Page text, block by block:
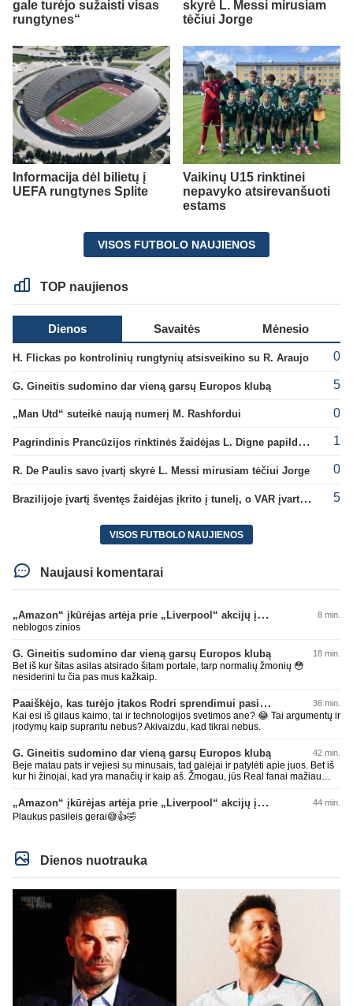
gale turėjo sužaisti visas
rungtynes“
skyrė L. Messi mirusiam
tėčiui Jorge
Informacija dėl bilietų į
UEFA rungtynes Splite
Vaikinų U15 rinktinei
nepavyko atsirevanšuoti
estams
VISOS FUTBOLO NAUJIENOS
TOP naujienos
Dienos Savaitės Mėnesio
H. Flickas po kontrolinių rungtynių atsisveikino su R. Araujo 0
G. Gineitis sudomino dar vieną garsų Europos klubą 5
„Man Utd“ suteikė naują numerį M. Rashfordui 0
Pagrindinis Prancūzijos rinktinės žaidėjas L. Digne papildė PSG gretas 1
R. De Paulis savo įvartį skyrė L. Messi mirusiam tėčiui Jorge 0
Brazilijoje įvartį šventęs žaidėjas įkrito į tunelį, o VAR įvartį atšaukė 5
VISOS FUTBOLO NAUJIENOS
Naujausi komentarai
„Amazon“ įkūrėjas artėja prie „Liverpool“ akcijų įsigijimo 8 min.
neblogos zinios
G. Gineitis sudomino dar vieną garsų Europos klubą 18 min.
Bet iš kur šitas asilas atsirado šitam portale, tarp normalių žmonių 😳
nesiderini tu čia pas mus kažkaip.
Paaiškėjo, kas turėjo įtakos Rodri sprendimui pasirinkti Barselonos pusę 36 min.
Kai esi iš gilaus kaimo, tai ir technologijos svetimos ane? 😂 Tai argumentų ir
įrodymų kaip suprantu nebus? Akivaizdu, kad tikrai nebus.
G. Gineitis sudomino dar vieną garsų Europos klubą 42 min.
Beje matau pats ir vejiesi su minusais, tad galėjai ir patylėti apie juos. Bet iš
kur hi žinojai, kad yra manačių ir kaip aš. Žmogau, jūs Real fanai mažiau
džiaugis manusais. Bienas su AI bendrauja kitam užtenka iki pilnos laimės
kelių minusų. Kokie tie Real fanai menki. Gėda už jus pačius.
„Amazon“ įkūrėjas artėja prie „Liverpool“ akcijų įsigijimo 44 min.
Plaukus pasileis gerai😅👍🤣
Dienos nuotrauka